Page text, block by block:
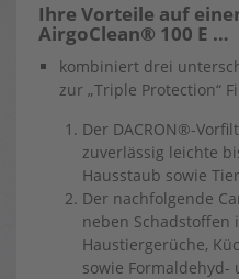
Ihre Vorteile auf
AirgoClean® 100 E …
kombiniert drei
zur „Triple Protection“
Der DACRON®-
zuverlässig leichte
Hausstaub sowie
Der nachfolgende
neben Schadstoffen
Haustiergerüche,
sowie